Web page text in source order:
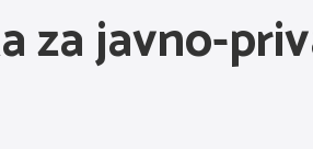
za javno-